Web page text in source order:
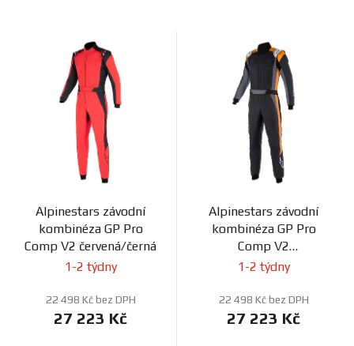
Alpinestars závodní
kombinéza GP Pro
Comp V2 červená/černá
1-2 týdny
22 498 Kč bez DPH
27 223 Kč
Alpinestars závodní
kombinéza GP Pro
Comp V2
černá/oranžová
1-2 týdny
22 498 Kč bez DPH
27 223 Kč